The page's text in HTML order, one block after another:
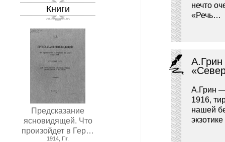
Книги
Предсказание
ясновидящей. Что
произойдет в Гер…
1914, Пг.
нечто
«Речь…
А.Грин
1916,
нашей